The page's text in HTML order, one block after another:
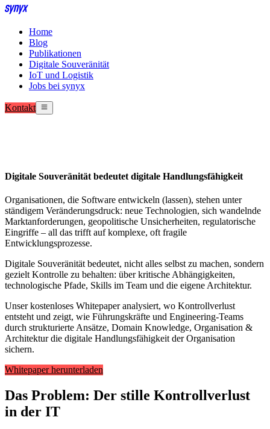
Home
Blog
Publikationen
Digitale Souveränität
IoT und Logistik
Jobs bei synyx
Kontakt
Digitale Souveränität bedeutet digitale Handlungsfähigkeit
Organisationen, die Software entwickeln (lassen), stehen unter
ständigem Veränderungsdruck: neue Technologien, sich wandelnde
Marktanforderungen, geopolitische Unsicherheiten, regulatorische
Eingriffe – all das trifft auf komplexe, oft fragile
Entwicklungsprozesse.
Digitale Souveränität bedeutet, nicht alles selbst zu machen, sondern
gezielt Kontrolle zu behalten: über kritische Abhängigkeiten,
technologische Pfade, Skills im Team und die eigene Architektur.
Unser kostenloses Whitepaperanalysiert, wo Kontrollverlust
entsteht und zeigt, wie Führungskräfte und Engineering-Teams
durch strukturierte Ansätze, Domain Knowledge, Organisation &
Architektur die digitale Handlungsfähigkeit der Organisation
sichern.
Whitepaper herunterladen
Das Problem: Der stille Kontrollverlust
in der IT